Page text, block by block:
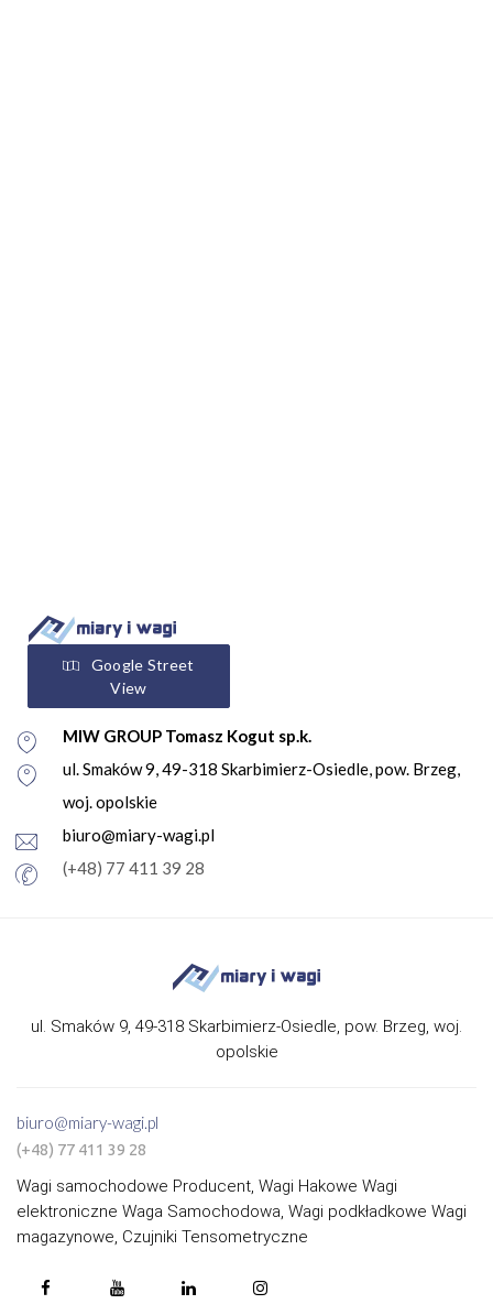
Google Street
View
MIW GROUP Tomasz Kogut sp.k.
ul. Smaków 9, 49-318 Skarbimierz-Osiedle, pow. Brzeg,
woj. opolskie
biuro@miary-wagi.pl
(+48) 77 411 39 28
ul. Smaków 9, 49-318 Skarbimierz-Osiedle, pow. Brzeg, woj.
opolskie
biuro@miary-wagi.pl
(+48) 77 411 39 28
Wagi samochodowe Producent, Wagi Hakowe Wagi
elektroniczne Waga Samochodowa, Wagi podkładkowe Wagi
magazynowe, Czujniki Tensometryczne